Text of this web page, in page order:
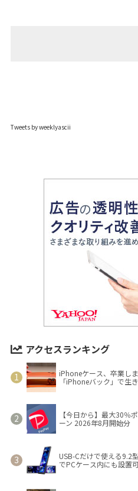
Tweets by weeklyascii
アクセスランキング
iPhoneケース、卒業し
「iPhoneバック」で生
【今日から】最大30％
ーン 2026年8月開始分
USB-Cだけで使える9.2
でPCケース内にも設置